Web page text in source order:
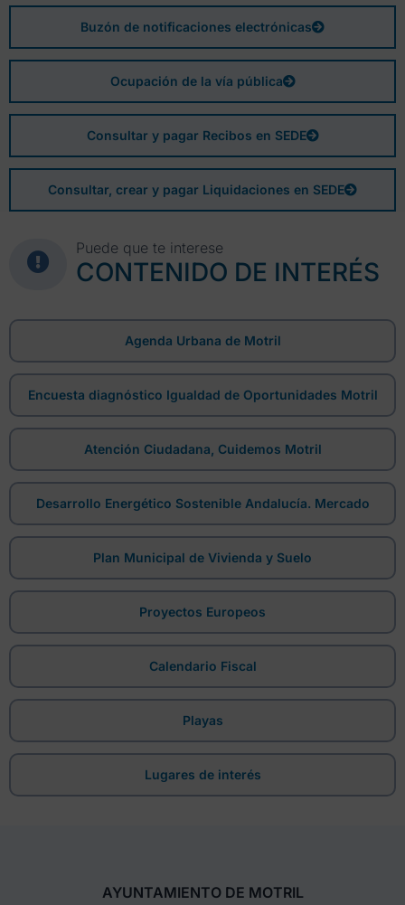
Buzón de notificaciones electrónicas
Ocupación de la vía pública
Consultar y pagar Recibos en SEDE
Consultar, crear y pagar Liquidaciones en SEDE
Puede que te interese
CONTENIDO DE INTERÉS
Agenda Urbana de Motril
Encuesta diagnóstico Igualdad de Oportunidades Motril
Atención Ciudadana, Cuidemos Motril
Desarrollo Energético Sostenible Andalucía. Mercado
Plan Municipal de Vivienda y Suelo
Proyectos Europeos
Calendario Fiscal
Playas
Lugares de interés
AYUNTAMIENTO DE MOTRIL